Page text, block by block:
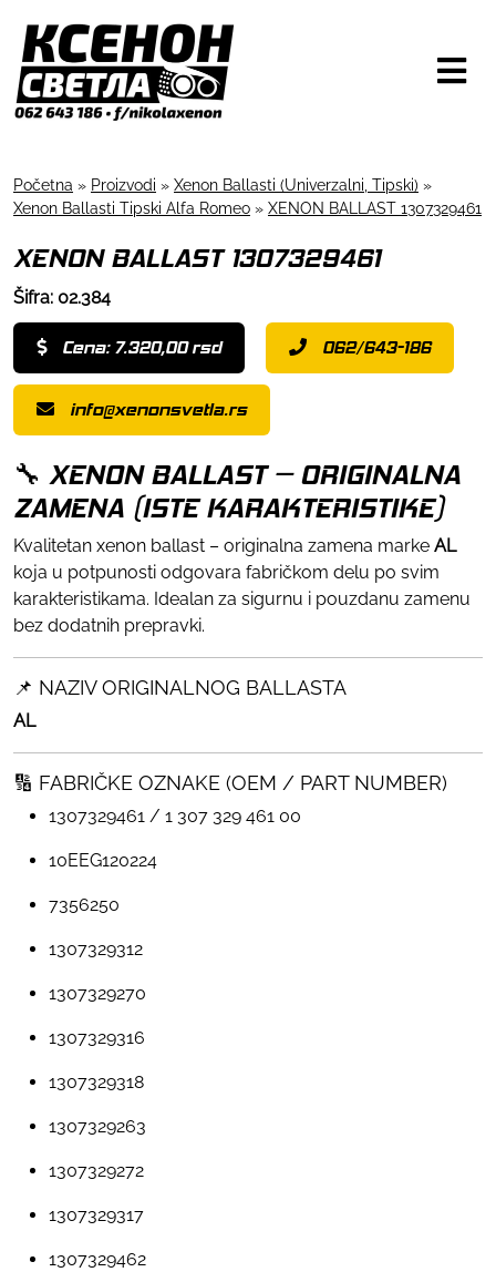
Početna » Proizvodi » Xenon Ballasti (Univerzalni, Tipski) »
Xenon Ballasti Tipski Alfa Romeo » XENON BALLAST 1307329461
XENON BALLAST 1307329461
Šifra: 02.384
Cena: 7.320,00 rsd 062/643-186
info@xenonsvetla.rs
🔧 XENON BALLAST – ORIGINALNA
ZAMENA (ISTE KARAKTERISTIKE)
Kvalitetan xenon ballast – originalna zamena marke AL
koja u potpunosti odgovara fabričkom delu po svim
karakteristikama. Idealan za sigurnu i pouzdanu zamenu
bez dodatnih prepravki.
📌 NAZIV ORIGINALNOG BALLASTA
AL
🔢 FABRIČKE OZNAKE (OEM / PART NUMBER)
1307329461 / 1 307 329 461 00
10EEG120224
7356250
1307329312
1307329270
1307329316
1307329318
1307329263
1307329272
1307329317
1307329462